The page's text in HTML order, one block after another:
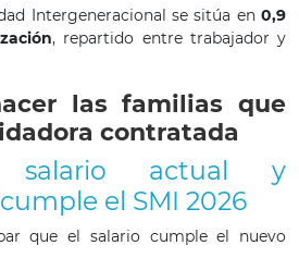
Intergeneracional se sitúa en 0,9
, repartido entre trabajador y
las familias que
contratada
salario actual y
el SMI 2026
que el salario cumple el nuevo